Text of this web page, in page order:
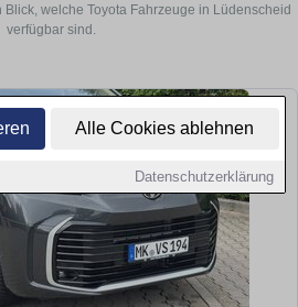
Alle Cookies ablehnen
Datenschutzerklärung
welche Toyota Fahrzeuge in Lüdenscheid
verfügbar sind.